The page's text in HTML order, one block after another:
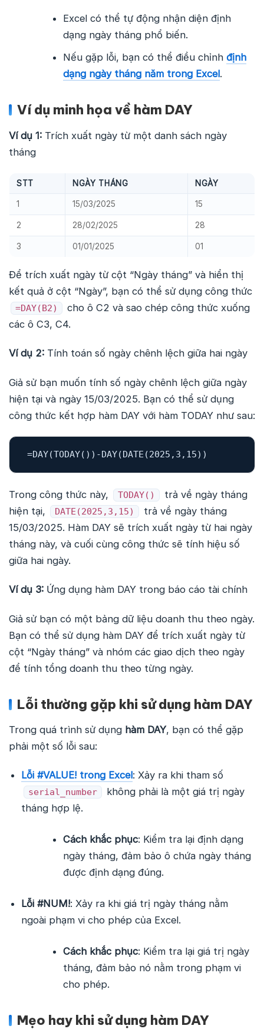
Excel có thể tự động nhận diện định
dạng ngày tháng phổ biến.
Nếu gặp lỗi, bạn có thể điều chỉnhđịnh
dạng ngày tháng năm trong Excel.
Ví dụ minh họa về hàm DAY
Ví dụ 1: Trích xuất ngày từ một danh sách ngày
tháng
STT NGÀY THÁNG NGÀY
1 15/03/2025 15
2 28/02/2025 28
3 01/01/2025 01
Để trích xuất ngày từ cột “Ngày tháng” và hiển thị
kết quả ở cột “Ngày”, bạn có thể sử dụng công thức
=DAY(B2)
cho ô C2 và sao chép công thức xuống
các ô C3, C4.
Ví dụ 2: Tính toán số ngày chênh lệch giữa hai ngày
Giả sử bạn muốn tính số ngày chênh lệch giữa ngày
hiện tại và ngày 15/03/2025. Bạn có thể sử dụng
công thức kết hợp hàm DAY với hàm TODAY như sau:
=DAY(TODAY())- DAY( DATE (2025 , 3 , 15
Trong công thức này, TODAY()
trả về ngày tháng
hiện tại,
DATE(2025,3,15)
trả về ngày tháng
15/03/2025. Hàm DAY sẽ trích xuất ngày từ hai ngày
tháng này, và cuối cùng công thức sẽ tính hiệu số
giữa hai ngày.
Ví dụ 3: Ứng dụng hàm DAY trong báo cáo tài chính
Giả sử bạn có một bảng dữ liệu doanh thu theo ngày.
Bạn có thể sử dụng hàm DAY để trích xuất ngày từ
cột “Ngày tháng” và nhóm các giao dịch theo ngày
để tính tổng doanh thu theo từng ngày.
Lỗi thường gặp khi sử dụng hàm DAY
Trong quá trình sử dụng hàm DAY, bạn có thể gặp
phải một số lỗi sau:
Lỗi #VALUE! trong Excel: Xảy ra khi tham số
serial_number
không phải là một giá trị ngày
tháng hợp lệ.
Cách khắc phục: Kiểm tra lại định dạng
ngày tháng, đảm bảo ô chứa ngày tháng
được định dạng đúng.
Lỗi #NUM!: Xảy ra khi giá trị ngày tháng nằm
ngoài phạm vi cho phép của Excel.
Cách khắc phục: Kiểm tra lại giá trị ngày
tháng, đảm bảo nó nằm trong phạm vi
cho phép.
Mẹo hay khi sử dụng hàm DAY